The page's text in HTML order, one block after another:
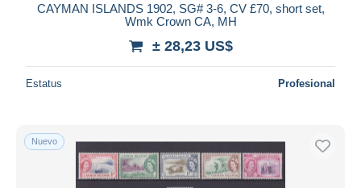
iDeal
Maestro
Residencia del vendedor
CAYMAN ISLANDS 1902, SG# 3-6, CV £70, short set,
Wmk Crown CA, MH
± 28,23 US$
Estatus Profesional
Nuevo